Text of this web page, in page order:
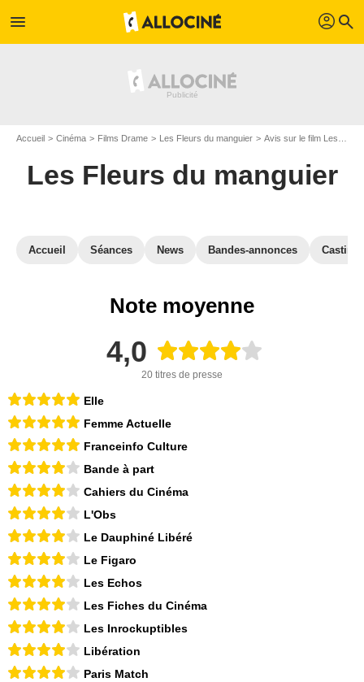
menu profil search
Accueil Cinéma Films Drame Les Fleurs du manguier Avis sur le film Les Fleurs du manguier
Les Fleurs du manguier
Accueil Séances News Bandes-annonces Casting
Note moyenne
4,0
20 titres de presse
Elle
Femme Actuelle
Franceinfo Culture
Bande à part
Cahiers du Cinéma
L'Obs
Le Dauphiné Libéré
Le Figaro
Les Echos
Les Fiches du Cinéma
Les Inrockuptibles
Libération
Paris Match